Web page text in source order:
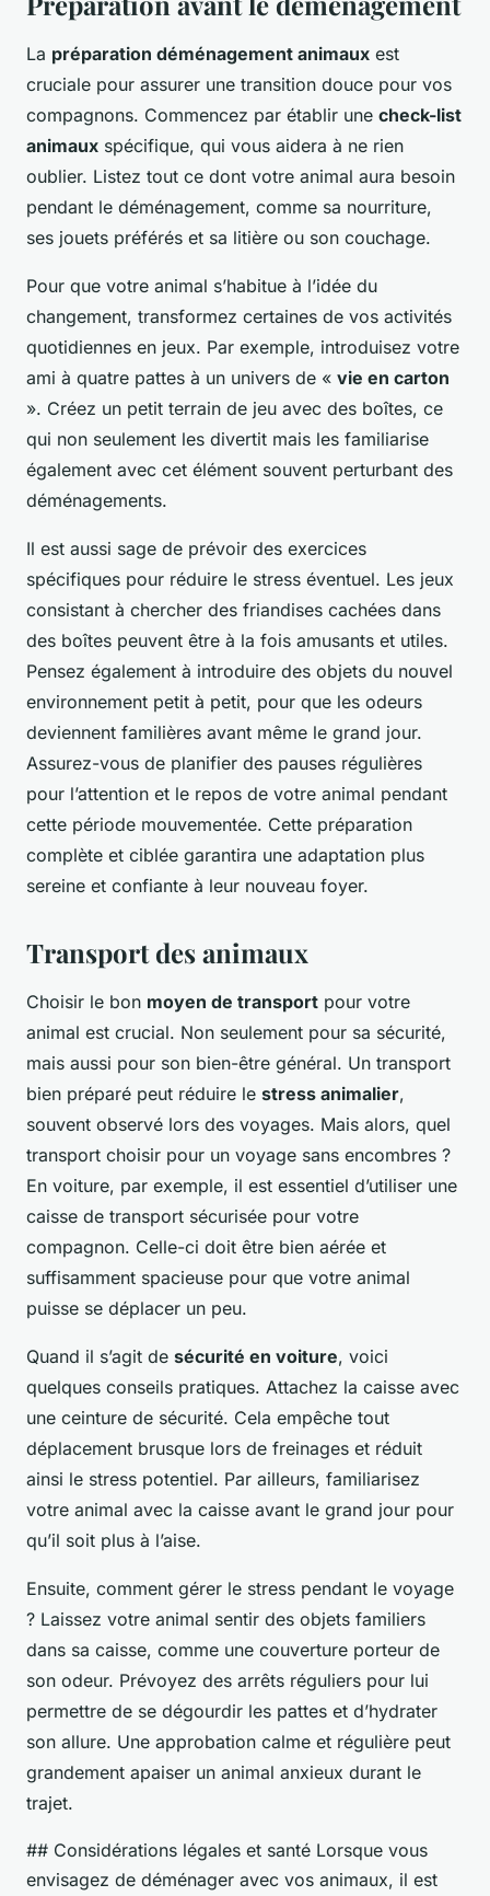
La préparation déménagement animaux est
cruciale pour assurer une transition douce pour vos
compagnons. Commencez par établir une check-list
animaux spécifique, qui vous aidera à ne rien
oublier. Listez tout ce dont votre animal aura besoin
pendant le déménagement, comme sa nourriture,
ses jouets préférés et sa litière ou son couchage.
Pour que votre animal s’habitue à l’idée du
changement, transformez certaines de vos activités
quotidiennes en jeux. Par exemple, introduisez votre
ami à quatre pattes à un univers de « vie en carton
». Créez un petit terrain de jeu avec des boîtes, ce
qui non seulement les divertit mais les familiarise
également avec cet élément souvent perturbant des
déménagements.
Il est aussi sage de prévoir des exercices
spécifiques pour réduire le stress éventuel. Les jeux
consistant à chercher des friandises cachées dans
des boîtes peuvent être à la fois amusants et utiles.
Pensez également à introduire des objets du nouvel
environnement petit à petit, pour que les odeurs
deviennent familières avant même le grand jour.
Assurez-vous de planifier des pauses régulières
pour l’attention et le repos de votre animal pendant
cette période mouvementée. Cette préparation
complète et ciblée garantira une adaptation plus
sereine et confiante à leur nouveau foyer.
Transport des animaux
Choisir le bon moyen de transport pour votre
animal est crucial. Non seulement pour sa sécurité,
mais aussi pour son bien-être général. Un transport
bien préparé peut réduire le stress animalier,
souvent observé lors des voyages. Mais alors, quel
transport choisir pour un voyage sans encombres ?
En voiture, par exemple, il est essentiel d’utiliser une
caisse de transport sécurisée pour votre
compagnon. Celle-ci doit être bien aérée et
suffisamment spacieuse pour que votre animal
puisse se déplacer un peu.
Quand il s’agit de sécurité en voiture, voici
quelques conseils pratiques. Attachez la caisse avec
une ceinture de sécurité. Cela empêche tout
déplacement brusque lors de freinages et réduit
ainsi le stress potentiel. Par ailleurs, familiarisez
votre animal avec la caisse avant le grand jour pour
qu’il soit plus à l’aise.
Ensuite, comment gérer le stress pendant le voyage
? Laissez votre animal sentir des objets familiers
dans sa caisse, comme une couverture porteur de
son odeur. Prévoyez des arrêts réguliers pour lui
permettre de se dégourdir les pattes et d’hydrater
son allure. Une approbation calme et régulière peut
grandement apaiser un animal anxieux durant le
trajet.
## Considérations légales et santé Lorsque vous
envisagez de déménager avec vos animaux, il est